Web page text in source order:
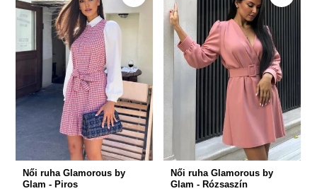
Női ruha Glamorous by
Glam - Piros
Női ruha Glamorous by
Glam - Rózsaszín